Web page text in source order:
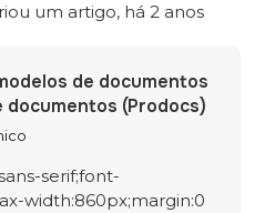
um artigo, há 2 anos
de documentos
(Prodocs)
serif;font-
width:860px;margin:0